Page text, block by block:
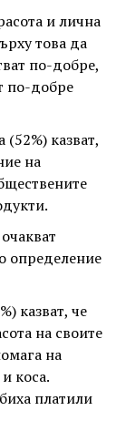
и лична
това да
по-добре,
по-добре
(52%) казват,
на
определение
казват, че
на своите
на
коса.
платили